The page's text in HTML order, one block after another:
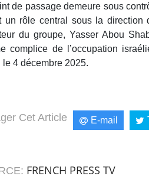
de passage demeure sous
un rôle central sous la direction
du groupe, Yasser Abou
complice de l’occupation
le 4 décembre 2025.
Cet Article E-mail
FRENCH PRESS TV